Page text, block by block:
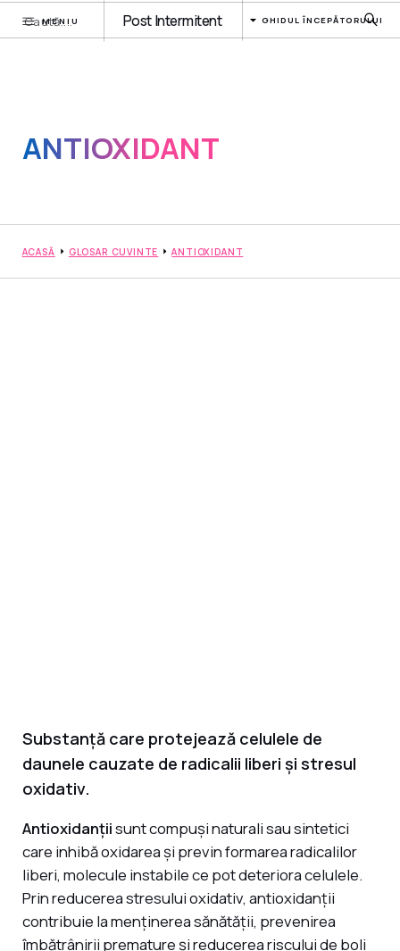
MENIU Post Intermitent GHIDUL ÎNCEPĂTORULUI
ANTIOXIDANT
ACASĂ GLOSAR CUVINTE ANTIOXIDANT
Substanță care protejează celulele de
daunele cauzate de radicalii liberi și stresul
oxidativ.
Antioxidanțiisunt compuși naturali sau sintetici
care inhibă oxidarea și previn formarea radicalilor
liberi, molecule instabile ce pot deteriora celulele.
Prin reducerea stresului oxidativ, antioxidanții
contribuie la menținerea sănătății, prevenirea
îmbătrânirii premature și reducerea riscului de boli